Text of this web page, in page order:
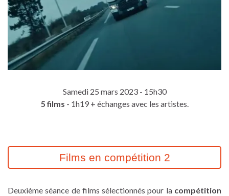
Samedi 25 mars 2023 - 15h30
5 films - 1h19 + échanges avec les artistes.
Films en compétition 2
Deuxième séance de films sélectionnés pour la compétition